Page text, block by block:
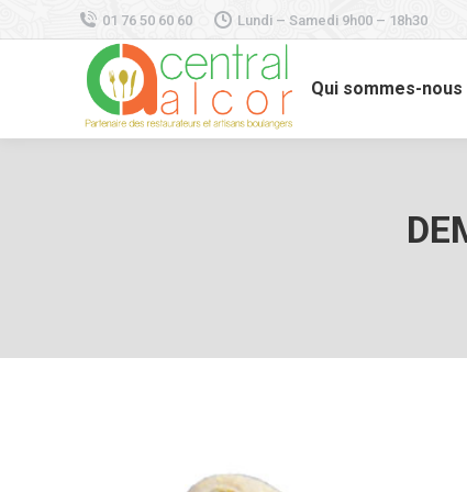
01 76 50 60 60 Lundi – Samedi 9h00 – 18h30
Qui sommes-nous